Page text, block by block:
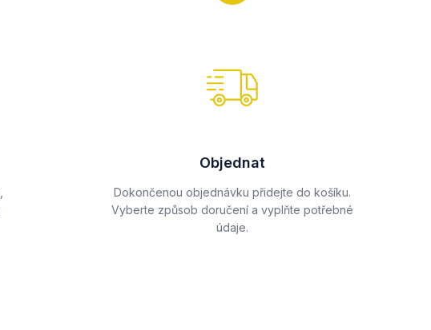
Objednat
Dokončenou objednávku přidejte do košíku.
Vyberte způsob doručení a vyplňte potřebné
údaje.